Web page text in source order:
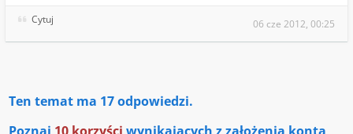
Cytuj 06 cze 2012, 00:25
Ten temat ma 17odpowiedzi.